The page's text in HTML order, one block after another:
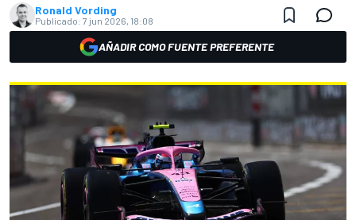
Ronald Vording
Publicado: 7 jun 2026, 18:08
AÑADIR COMO FUENTE PREFERENTE